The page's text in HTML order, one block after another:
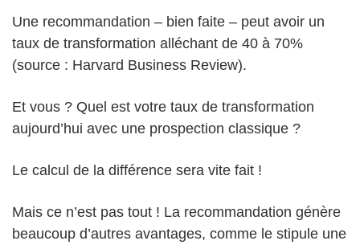
Une recommandation – bien faite – peut avoir un
taux de transformation alléchant de 40 à 70%
(source : Harvard Business Review).
Et vous ? Quel est votre taux de transformation
aujourd’hui avec une prospection classique ?
Le calcul de la différence sera vite fait !
Mais ce n’est pas tout ! La recommandation génère
beaucoup d’autres avantages, comme le stipule une